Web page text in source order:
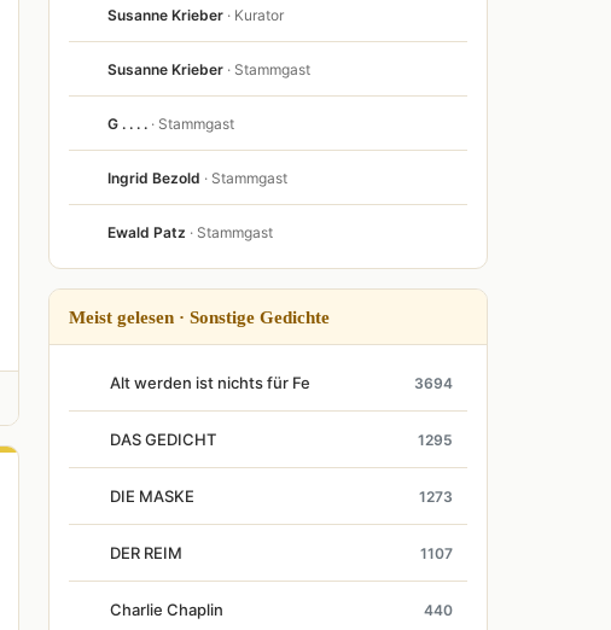
Susanne Krieber · Kurator
Susanne Krieber · Stammgast
G . . . . · Stammgast
Ingrid Bezold · Stammgast
Ewald Patz · Stammgast
Meist gelesen · Sonstige Gedichte
Alt werden ist nichts für Fe 3694
DAS GEDICHT 1295
DIE MASKE 1273
DER REIM 1107
Charlie Chaplin 440